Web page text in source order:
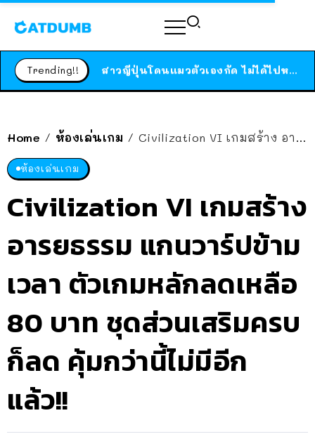
Trending!! ได้เวลาเด็กหนวดรวมตัว RF Online Next เปิดให้เล่นแล้ว เกม Sci-Fi MMORPG ระดับตำนาน เล่นได้ทั้งมือถือและ PC
Home / ห้องเล่นเกม / Civilization VI เกมสร้าง อารยธรรม แกนวาร์ปข้ามเวลา ตัวเกมหลักลดเหลือ 80 บาท ชุดส่วนเสริมครบก็ลด คุ้มกว่านี้ไม่มีอีกแล้ว!!
ห้องเล่นเกม
Civilization VI เกมสร้าง
อารยธรรม แกนวาร์ปข้าม
เวลา ตัวเกมหลักลดเหลือ
80 บาท ชุดส่วนเสริมครบ
ก็ลด คุ้มกว่านี้ไม่มีอีก
แล้ว!!